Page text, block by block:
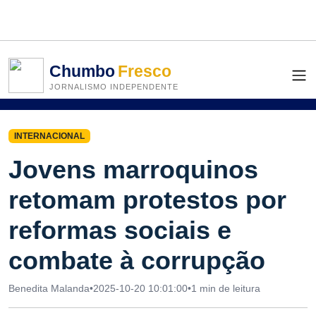
ChumboFresco
JORNALISMO INDEPENDENTE
INTERNACIONAL
Jovens marroquinos
retomam protestos por
reformas sociais e
combate à corrupção
Benedita Malanda•2025-10-20 10:01:00•1 min de leitura